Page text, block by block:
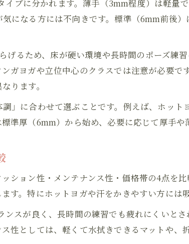
ガマットで滑りを防ぐための選び方と工夫
痛みを感じにくいヨガマットの使い方のコツ
ヨガ初心者が知っておきたいマットの手入れ法
グリップ力を高めるヨガマット活用テクニック
ットヨガ用マットの選び方とおすすめポイント
ヨガ初心者が知るべきホットヨガ専用マットの特
りたたみヨガマットの便利な使い方と特徴
ヨガ初心者向け機能別マットの選び方ガイド
プに分かれます。薄手（3mm程度）は軽量
になる方には不向きです。標準（6mm前後
るため、床が硬い環境や長時間のポーズ練
ガヨガや立位中心のクラスでは注意が必要で
ります。
」に合わせて選ぶことです。例えば、ホッ
準厚（6mm）から始め、必要に応じて厚手や
ション性・メンテナンス性・価格帯の4点を
す。特にホットヨガや汗をかきやすい方には
スが良く、長時間の練習でも疲れにくいと
性としては、軽くて水拭きできるマットや
お問い合わせはこちら